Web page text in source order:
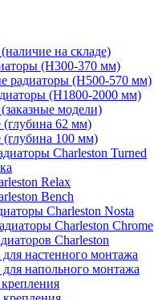
на складе)
(H300-370 мм)
радиаторы (H500-570 мм)
(H1800-2000 мм)
модели)
(глубина 62 мм)
(глубина 100 мм)
Charleston Turned
Relax
Bench
Charleston Nosta
Charleston Chrome
Charleston
настенного монтажа
напольного монтажа